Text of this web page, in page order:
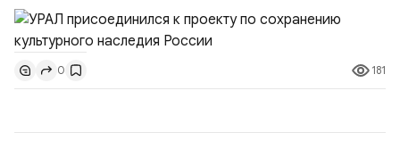
пройдут в августе в Ивановской области и объединят
жителей региона, волонтеров и участников со всей
страны. Для УРАЛ это продолжение философии
бренда, основанной на развитии российского
производства и продвижении русского звука.
0 181